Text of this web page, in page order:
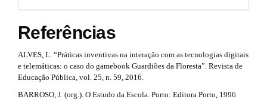
c
c
s
s
i
b
s
t
r
a
p
Referências
ALVES, L. “Práticas inventivas na interação com as tecnologias digitais
e telemáticas: o caso do gamebook Guardiões da Floresta”. Revista de
Educação Pública, vol. 25, n. 59, 2016.
BARROSO, J. (org.). O Estudo da Escola. Porto: Editora Porto, 1996